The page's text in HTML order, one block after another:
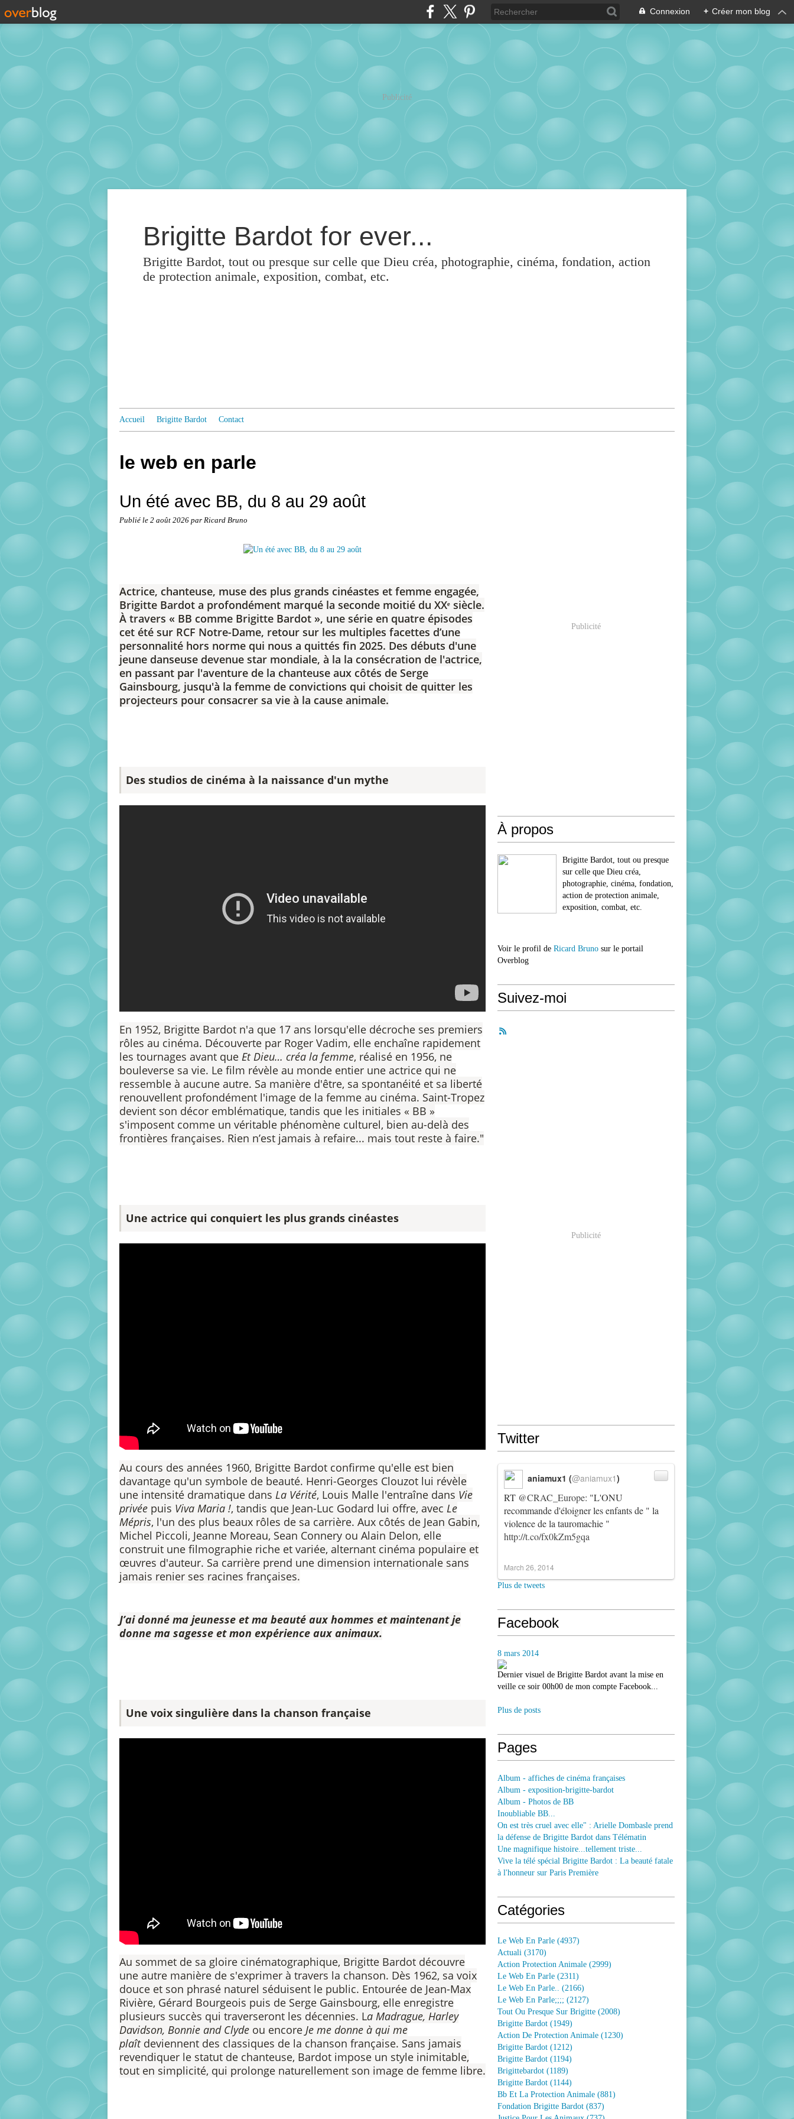
Connexion + Créer mon blog
Publicité
Brigitte Bardot for ever...
Brigitte Bardot, tout ou presque sur celle que Dieu créa, photographie, cinéma, fondation, action
de protection animale, exposition, combat, etc.
Accueil Brigitte Bardot Contact
le web en parle
Un été avec BB, du 8 au 29 août
Publié le 2 août 2026 par Ricard Bruno
Actrice, chanteuse, muse des plus grands cinéastes et femme engagée,
Brigitte Bardot a profondément marqué la seconde moitié du XXᵉ siècle.
À travers « BB comme Brigitte Bardot », une série en quatre épisodes
cet été sur RCF Notre-Dame, retour sur les multiples facettes d’une
personnalité hors norme qui nous a quittés fin 2025. Des débuts d'une
jeune danseuse devenue star mondiale, à la la consécration de l'actrice,
en passant par l'aventure de la chanteuse aux côtés de Serge
Gainsbourg, jusqu'à la femme de convictions qui choisit de quitter les
projecteurs pour consacrer sa vie à la cause animale.
Des studios de cinéma à la naissance d'un mythe
En 1952, Brigitte Bardot n'a que 17 ans lorsqu'elle décroche ses premiers
rôles au cinéma. Découverte par Roger Vadim, elle enchaîne rapidement
les tournages avant que Et Dieu… créa la femme, réalisé en 1956, ne
bouleverse sa vie. Le film révèle au monde entier une actrice qui ne
ressemble à aucune autre. Sa manière d'être, sa spontanéité et sa liberté
renouvellent profondément l'image de la femme au cinéma. Saint-Tropez
devient son décor emblématique, tandis que les initiales « BB »
s'imposent comme un véritable phénomène culturel, bien au-delà des
frontières françaises. Rien n’est jamais à refaire... mais tout reste à faire."
Une actrice qui conquiert les plus grands cinéastes
Au cours des années 1960, Brigitte Bardot confirme qu'elle est bien
davantage qu'un symbole de beauté. Henri-Georges Clouzot lui révèle
une intensité dramatique dans La Vérité, Louis Malle l'entraîne dans Vie
privée puis Viva Maria !, tandis que Jean-Luc Godard lui offre, avec Le
Mépris, l'un des plus beaux rôles de sa carrière. Aux côtés de Jean Gabin,
Michel Piccoli, Jeanne Moreau, Sean Connery ou Alain Delon, elle
construit une filmographie riche et variée, alternant cinéma populaire et
œuvres d'auteur. Sa carrière prend une dimension internationale sans
jamais renier ses racines françaises.
J’ai donné ma jeunesse et ma beauté aux hommes et maintenant je
donne ma sagesse et mon expérience aux animaux.
Une voix singulière dans la chanson française
Au sommet de sa gloire cinématographique, Brigitte Bardot découvre
une autre manière de s'exprimer à travers la chanson. Dès 1962, sa voix
douce et son phrasé naturel séduisent le public. Entourée de Jean-Max
Rivière, Gérard Bourgeois puis de Serge Gainsbourg, elle enregistre
plusieurs succès qui traverseront les décennies. La Madrague, Harley
Davidson, Bonnie and Clyde ou encore Je me donne à qui me
plaît deviennent des classiques de la chanson française. Sans jamais
revendiquer le statut de chanteuse, Bardot impose un style inimitable,
tout en simplicité, qui prolonge naturellement son image de femme libre.
Publicité
À propos
Brigitte Bardot, tout ou presque
sur celle que Dieu créa,
photographie, cinéma, fondation,
action de protection animale,
exposition, combat, etc.
Voir le profil de Ricard Bruno sur le portail
Overblog
Suivez-moi
Publicité
Twitter
RT @CRAC_Europe: "L'ONU
recommande d'éloigner les enfants de " la
violence de la tauromachie "
http://t.co/fx0kZm5gqa
aniamux1 (@aniamux1)
March 26, 2014
Plus de tweets
Facebook
8 mars 2014
Dernier visuel de Brigitte Bardot avant la mise en
veille ce soir 00h00 de mon compte Facebook...
Plus de posts
Pages
Album - affiches de cinéma françaises
Album - exposition-brigitte-bardot
Album - Photos de BB
Inoubliable BB...
On est très cruel avec elle" : Arielle Dombasle prend
la défense de Brigitte Bardot dans Télématin
Une magnifique histoire...tellement triste...
Vive la télé spécial Brigitte Bardot : La beauté fatale
à l'honneur sur Paris Première
Catégories
Le Web En Parle (4937)
Actuali (3170)
Action Protection Animale (2999)
Le Web En Parle (2311)
Le Web En Parle.. (2166)
Le Web En Parle;;;; (2127)
Tout Ou Presque Sur Brigitte (2008)
Brigitte Bardot (1949)
Action De Protection Animale (1230)
Brigitte Bardot (1212)
Brigitte Bardot (1194)
Brigittebardot (1189)
Brigitte Bardot (1144)
Bb Et La Protection Animale (881)
Fondation Brigitte Bardot (837)